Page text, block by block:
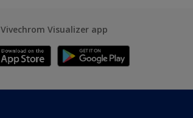
Vivechrom Visualizer app